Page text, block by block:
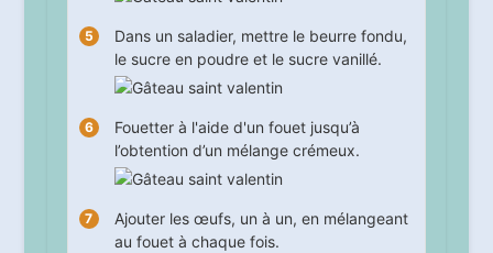
Dans un saladier, mettre le beurre fondu,
le sucre en poudre et le sucre vanillé.
Fouetter à l'aide d'un fouet jusqu’à
l’obtention d’un mélange crémeux.
Ajouter les œufs, un à un, en mélangeant
au fouet à chaque fois.